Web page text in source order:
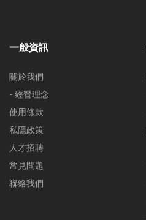
一般資訊
關於我們
- 經營理念
使用條款
私隱政策
人才招聘
常見問題
聯絡我們